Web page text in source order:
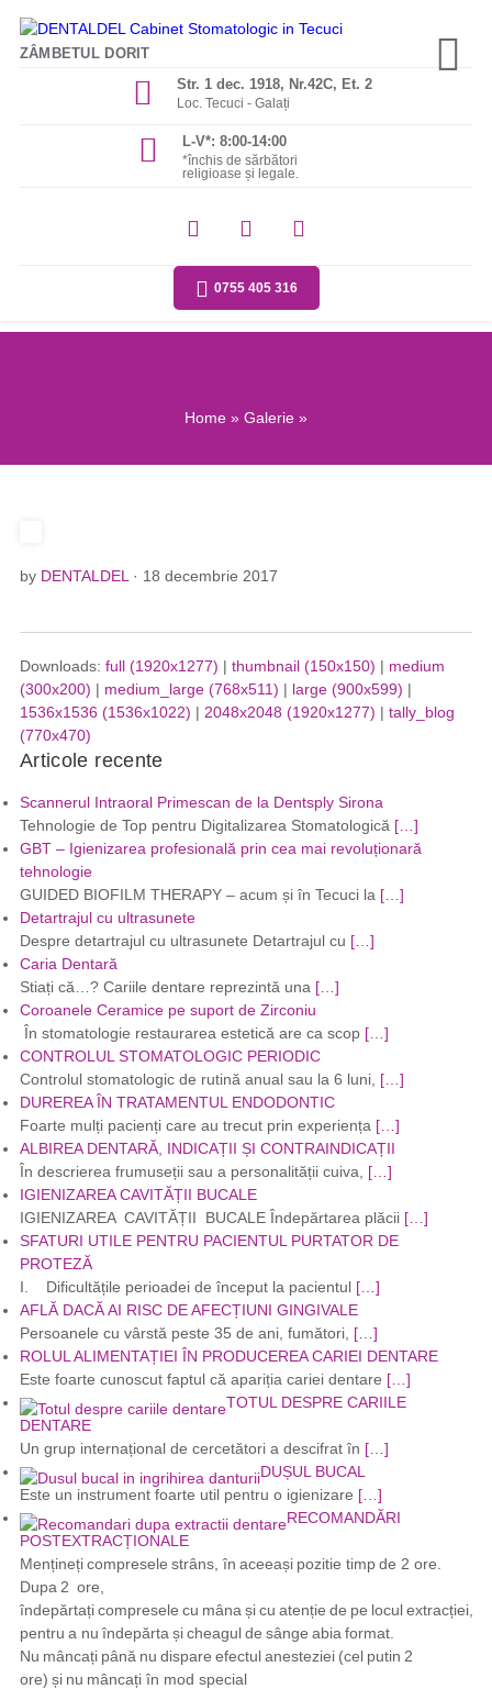
ZÂMBETUL DORIT
Str. 1 dec. 1918, Nr.42C, Et. 2
Loc. Tecuci - Galați
L-V*: 8:00-14:00
*închis de sărbători
religioase și legale.
0755 405 316
Home » Galerie »
by DENTALDEL · 18 decembrie 2017
Downloads: full (1920x1277) | thumbnail (150x150) | medium
(300x200) | medium_large (768x511) | large (900x599) |
1536x1536 (1536x1022) | 2048x2048 (1920x1277) | tally_blog
(770x470)
Articole recente
Scannerul Intraoral Primescan de la Dentsply Sirona
Tehnologie de Top pentru Digitalizarea Stomatologică […]
GBT – Igienizarea profesională prin cea mai revoluționară
tehnologie
GUIDED BIOFILM THERAPY – acum și în Tecuci la […]
Detartrajul cu ultrasunete
Despre detartrajul cu ultrasunete Detartrajul cu […]
Caria Dentară
Stiați că…? Cariile dentare reprezintă una […]
Coroanele Ceramice pe suport de Zirconiu
În stomatologie restaurarea estetică are ca scop […]
CONTROLUL STOMATOLOGIC PERIODIC
Controlul stomatologic de rutină anual sau la 6 luni, […]
DUREREA ÎN TRATAMENTUL ENDODONTIC
Foarte mulți pacienți care au trecut prin experiența […]
ALBIREA DENTARĂ, INDICAȚII ȘI CONTRAINDICAȚII
În descrierea frumuseții sau a personalității cuiva, […]
IGIENIZAREA CAVITĂȚII BUCALE
IGIENIZAREA CAVITĂȚII BUCALE Îndepărtarea plăcii […]
SFATURI UTILE PENTRU PACIENTUL PURTATOR DE
PROTEZĂ
I. Dificultățile perioadei de început la pacientul […]
AFLĂ DACĂ AI RISC DE AFECȚIUNI GINGIVALE
Persoanele cu vârstă peste 35 de ani, fumători, […]
ROLUL ALIMENTAȚIEI ÎN PRODUCEREA CARIEI DENTARE
Este foarte cunoscut faptul că apariția cariei dentare […]
TOTUL DESPRE CARIILE
DENTARE
Un grup internațional de cercetători a descifrat în […]
DUȘUL BUCAL
Este un instrument foarte util pentru o igienizare […]
RECOMANDĂRI
POSTEXTRACȚIONALE
Mențineți compresele strâns, în aceeași pozitie timp de 2 ore.
Dupa 2 ore,
îndepărtați compresele cu mâna și cu atenție de pe locul extracției,
pentru a nu îndepărta și cheagul de sânge abia format.
Nu mâncați până nu dispare efectul anesteziei (cel putin 2
ore) și nu mâncați în mod special